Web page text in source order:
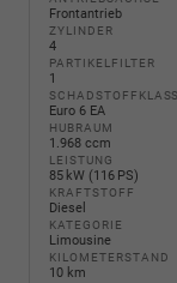
Frontantrieb
ZYLINDER
4
PARTIKELFILTER
1
Euro 6 EA
HUBRAUM
1.968 ccm
LEISTUNG
85 kW (116 PS)
KRAFTSTOFF
Diesel
KATEGORIE
Limousine
KILOMETERSTAND
10 km